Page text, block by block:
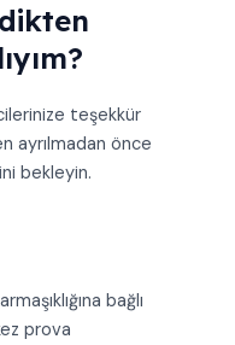
teşekkür
ayrılmadan önce
bekleyin.
bağlı
prova